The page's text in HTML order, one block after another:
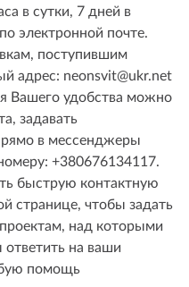
в сутки, 7 дней в
электронной почте.
поступившим
адрес: neonsvit@ukr.net
Вашего удобства можно
задавать
в мессенджеры
+380676134117.
быструю контактную
странице, чтобы задать
над которыми
на ваши
помощь